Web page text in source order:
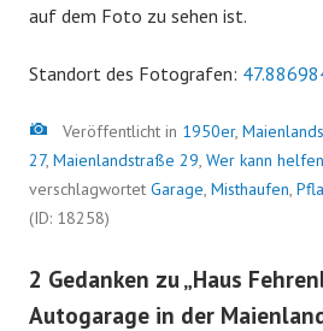
auf dem Foto zu sehen ist.
Standort des Fotografen:
Bild
Veröffentlicht in 1950er,
27, Maienlandstraße 29, Wer kann
verschlagwortet Garage, Misthaufen,
(ID: 18258)
2 Gedanken zu „Haus
Autogarage in der